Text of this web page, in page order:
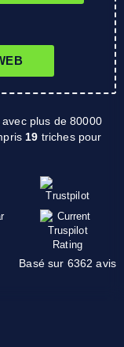
plus de 80000
19 triches pour
Basé sur 6362 avis